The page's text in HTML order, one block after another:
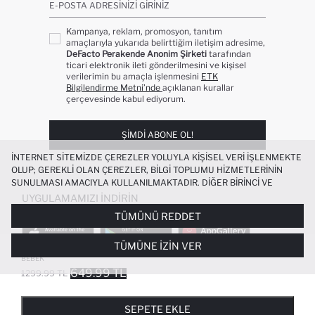
%100 PAMUK KISA KOLLU ELBISE KIZ
BEBEK
1299.99 TL 649.99 TL
SEPETE EKLE
E-POSTA ADRESINIZI GIRINIZ
Kampanya, reklam, promosyon, tanıtım
amaçlarıyla yukarıda belirttiğim iletişim adresime,
DeFacto Perakende Anonim Şirketi tarafından
ticari elektronik ileti gönderilmesini ve kişisel
verilerimin bu amaçla işlenmesini ETK
Bilgilendirme Metni’nde açıklanan kurallar
çerçevesinde kabul ediyorum.
ŞIMDI ABONE OL!
UYGULAMAMIZI İNDIRIN
POPÜLER KATEGORILER
KADIN BEYAZ TIŞÖRT
İNTERNET SITEMIZDE ÇEREZLER YOLUYLA KIŞISEL VERI IŞLENMEKTE
OLUP; GEREKLI OLAN ÇEREZLER, BILGI TOPLUMU HIZMETLERININ
SUNULMASI AMACIYLA KULLANILMAKTADIR. DIĞER BIRINCI VE
ÜÇÜNCÜ TARAF ÇEREZLER ISE SIZE DAHA IYI BIR ALIŞVERIŞ
DENEYIMI SUNULABILMESI, SITEMIZIN DAHA IŞLEVSEL KILINMASI VE
KIŞISELLEŞTIRMESI VE AÇIK RIZA VERMENIZ HALINDE, SIZLERE
YÖNELIK PAZARLAMA FAALIYETLERININ YAPILMASI AMAÇLARIYLA
SINIRLI OLARAK KULLANILACAKTIR. ÇEREZLERE DAIR TERCIHLERINIZI
ÇEREZ TERCIHLERIPANELI ARACILIĞIYLA HER ZAMAN YÖNETEBILIR,
ÇEREZLERLE ILGILI DAHA DETAYLI BILGIYE
TÜMÜNÜ REDDET
TÜMÜNE İZIN VER